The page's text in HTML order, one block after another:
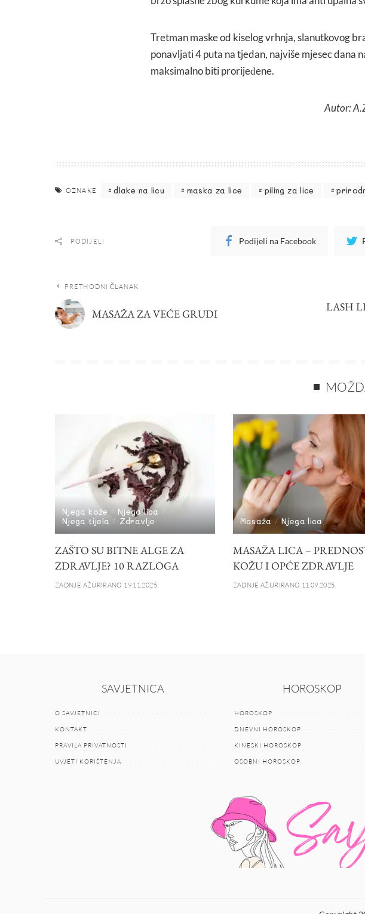
Tretman maske od kiselog vrhnja, slanutkovog
ponavljati 4 puta na tjedan, najviše mjesec dana
maksimalno biti prorijeđene.
Autor:
OZNAKE dlake na licu maska za lice piling za lice
PODIJELI Podijeli na Facebook
PRETHODNI ČLANAK
MASAŽA ZA VEĆE GRUDI
LASH
Njega kože
Njega lica
Njega tijela
Zdravlje
ZAŠTO SU BITNE ALGE ZA
ZDRAVLJE? 10 RAZLOGA
ZADNJE AŽURIRANO 19.11.2025.
Masaža Njega lica
MASAŽA LICA –
KOŽU I OPĆE ZDRAVLJE
ZADNJE AŽURIRANO 11.09.2025.
SAVJETNICA
O SAVJETNICI
KONTAKT
PRAVILA PRIVATNOSTI
UVJETI KORIŠTENJA
HOROSKOP
HOROSKOP
DNEVNI HOROSKOP
KINESKI HOROSKOP
OSOBNI HOROSKOP